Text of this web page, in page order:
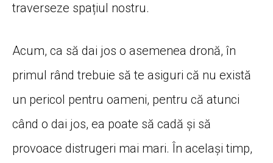
traverseze spațiul nostru.
Acum, ca să dai jos o asemenea dronă, în
primul rând trebuie să te asiguri că nu există
un pericol pentru oameni, pentru că atunci
când o dai jos, ea poate să cadă și să
provoace distrugeri mai mari. În același timp,